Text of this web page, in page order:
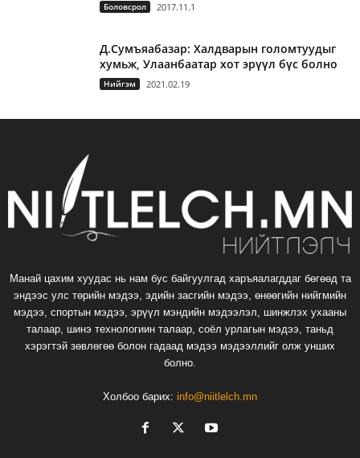
Боловсрол 2017.11.1
Д.Сумъяабазар: Халдварын голомтуудыг
хумьж, Улаанбаатар хот эрүүл бүс болно
Нийгэм 2021.02.19
Манай цахим хуудас нь нам бус байгуулгад харъяалагддаг бөгөөд та
эндээс улс төрийн мэдээ, эдийн засгийн мэдээ, өнөөгийн нийгмийн
мэдээ, спортын мэдээ, эрүүл мэндийн мэдээлэл, шинжлэх ухааны
талаар, шинэ технологиин талаар, соёл урлагын мэдээ, таньд
хэрэгтэй зөвлөгөө болон гадаад мэдээ мэдээллийг олж унших
болно.
Холбоо барих: info@niitlelch.mn